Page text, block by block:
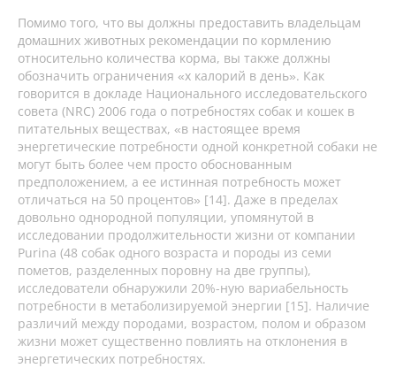
Помимо того, что вы должны предоставить владельцам
домашних животных рекомендации по кормлению
относительно количества корма, вы также должны
обозначить ограничения «х калорий в день». Как
говорится в докладе Национального исследовательского
совета (NRC) 2006 года о потребностях собак и кошек в
питательных веществах, «в настоящее время
энергетические потребности одной конкретной собаки не
могут быть более чем просто обоснованным
предположением, а ее истинная потребность может
отличаться на 50 процентов» [14]. Даже в пределах
довольно однородной популяции, упомянутой в
исследовании продолжительности жизни от компании
Purina (48 собак одного возраста и породы из семи
пометов, разделенных поровну на две группы),
исследователи обнаружили 20%-ную вариабельность
потребности в метаболизируемой энергии [15]. Наличие
различий между породами, возрастом, полом и образом
жизни может существенно повлиять на отклонения в
энергетических потребностях.